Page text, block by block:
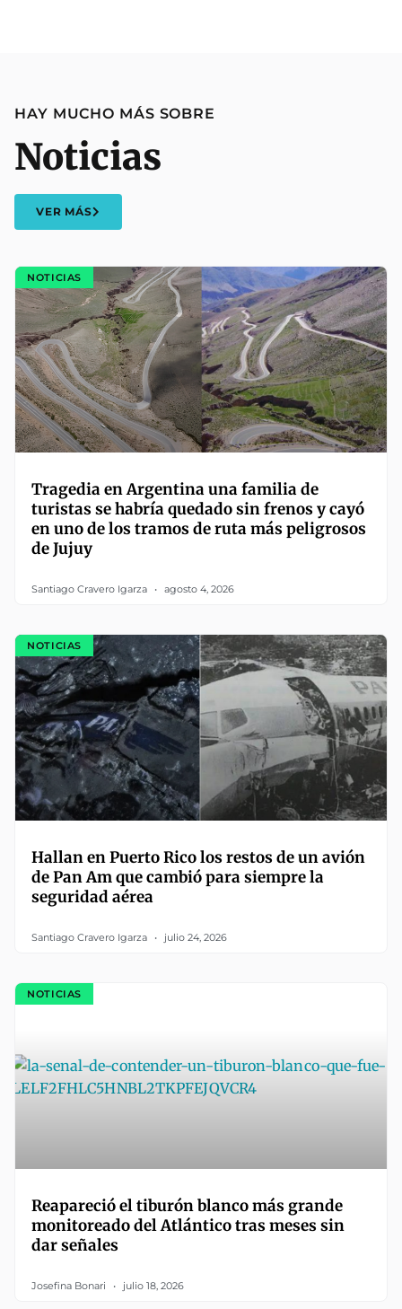
HAY MUCHO MÁS SOBRE
Noticias
VER MÁS
NOTICIAS
Tragedia en Argentina una familia de
turistas se habría quedado sin frenos y cayó
en uno de los tramos de ruta más peligrosos
de Jujuy
Santiago Cravero Igarza agosto 4, 2026
NOTICIAS
Hallan en Puerto Rico los restos de un avión
de Pan Am que cambió para siempre la
seguridad aérea
Santiago Cravero Igarza julio 24, 2026
NOTICIAS
Reapareció el tiburón blanco más grande
monitoreado del Atlántico tras meses sin
dar señales
Josefina Bonari julio 18, 2026